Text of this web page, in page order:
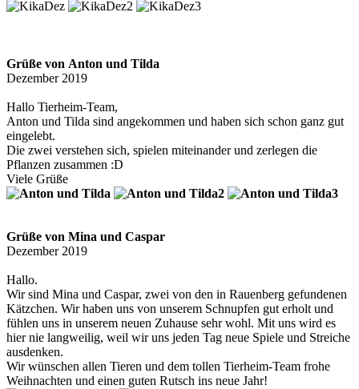
Grüße von Anton und Tilda
Dezember 2019
Hallo Tierheim-Team,
Anton und Tilda sind angekommen und haben sich schon ganz gut
eingelebt.
Die zwei verstehen sich, spielen miteinander und zerlegen die
Pflanzen zusammen :D
Viele Grüße
Grüße von Mina und Caspar
Dezember 2019
Hallo.
Wir sind Mina und Caspar, zwei von den in Rauenberg gefundenen
Kätzchen. Wir haben uns von unserem Schnupfen gut erholt und
fühlen uns in unserem neuen Zuhause sehr wohl. Mit uns wird es
hier nie langweilig, weil wir uns jeden Tag neue Spiele und Streiche
ausdenken.
Wir wünschen allen Tieren und dem tollen Tierheim-Team frohe
Weihnachten und einen guten Rutsch ins neue Jahr!